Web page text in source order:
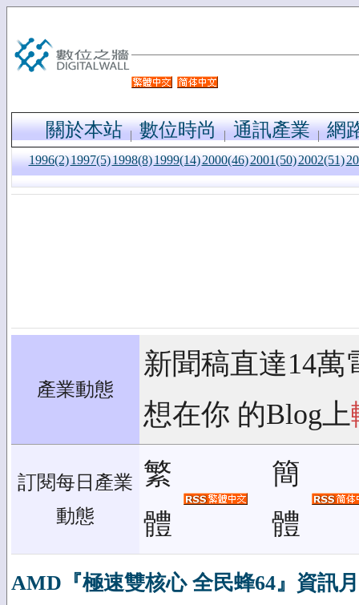
關於本站 數位時尚 通訊產業 網
1996(2)1997(5)1998(8)1999(14)2000(46)2001(50)2002(51)
產業動態
新聞稿直達14萬
想在你 的Blog上
訂閱每日產業
動態
繁
體
簡
體
AMD『極速雙核心 全民蜂64』資訊